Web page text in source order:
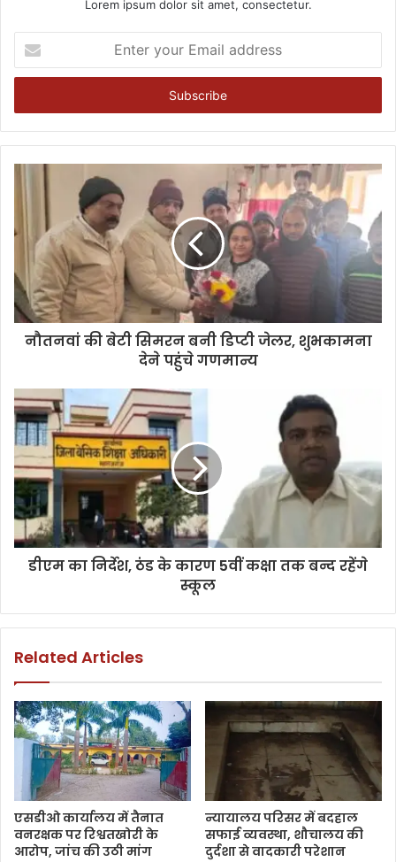
Lorem ipsum dolor sit amet, consectetur.
your
Email
नौतनवां की बेटी सिमरन बनी डिप्टी जेलर, शुभकामना
देने पहुंचे गणमान्य
डीएम का निर्देश, ठंड के कारण 5वीं कक्षा तक बन्द रहेंगे
स्कूल
Related Articles
एसडीओ कार्यालय में तैनात
वनरक्षक पर रिश्वतखोरी के
आरोप, जांच की उठी मांग
न्यायालय परिसर में बदहाल
सफाई व्यवस्था, शौचालय की
दुर्दशा से वादकारी परेशान